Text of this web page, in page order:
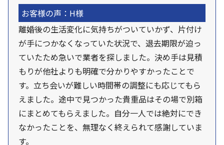
お客様の声：H様
離婚後の生活変化に気持ちがついていかず、片付け
が手につかなくなっていた状況で、退去期限が迫っ
ていたため急いで業者を探しました。決め手は見積
もりが他社よりも明確で分かりやすかったことで
す。立ち会いが難しい時間帯の調整にも応じてもら
えました。途中で見つかった貴重品はその場で別箱
にまとめてもらえました。自分一人では絶対にでき
なかったことを、無理なく終えられて感謝していま
す。